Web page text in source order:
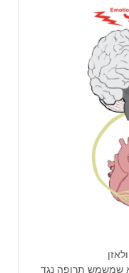
שמשמש תרופה נגד